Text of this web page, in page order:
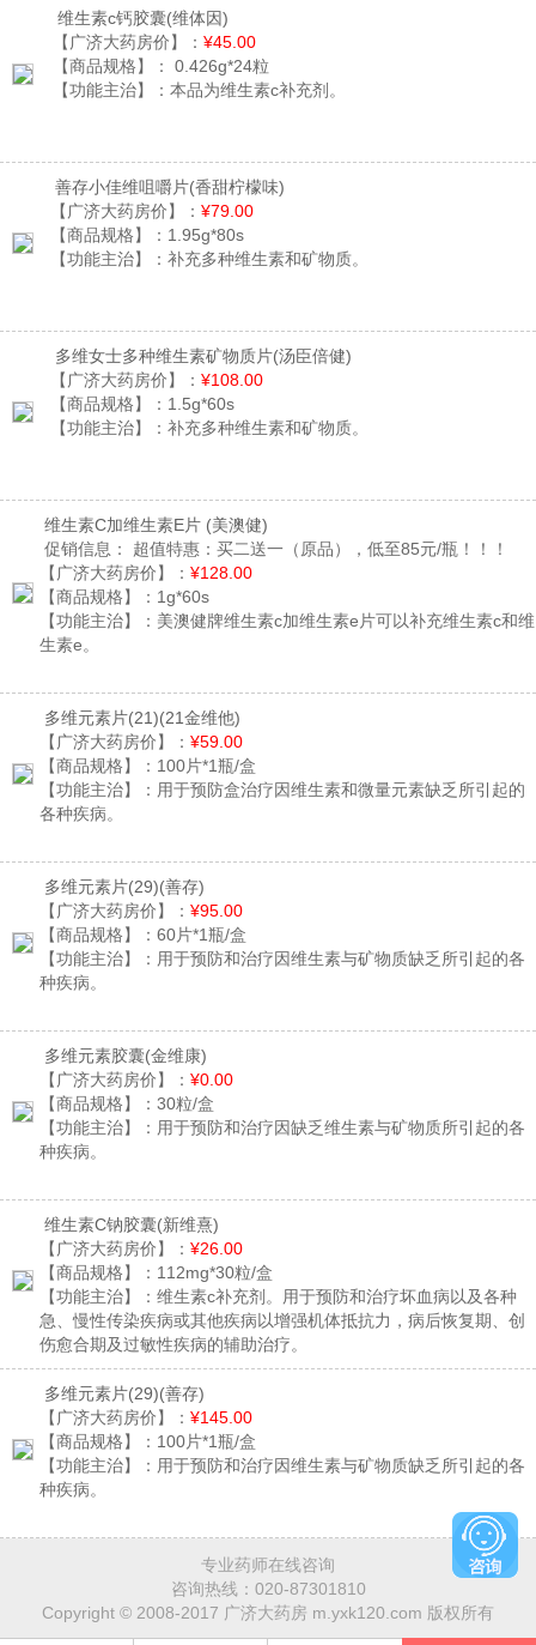
维生素c钙胶囊(维体因)
【广济大药房价】： ¥45.00
【商品规格】：
0.426g*24粒
【功能主治】： 本品为维生素c补充剂。
善存小佳维咀嚼片(香甜柠檬味)
【广济大药房价】： ¥79.00
【商品规格】： 1.95g*80s
【功能主治】： 补充多种维生素和矿物质。
多维女士多种维生素矿物质片(汤臣倍健)
【广济大药房价】： ¥108.00
【商品规格】： 1.5g*60s
【功能主治】： 补充多种维生素和矿物质。
维生素C加维生素E片 (美澳健)
促销信息：
超值特惠：买二送一（原品），低至85元/瓶！！！
【广济大药房价】： ¥128.00
【商品规格】： 1g*60s
【功能主治】： 美澳健牌维生素c加维生素e片可以补充维生素c和维
生素e。
多维元素片(21)(21金维他)
【广济大药房价】： ¥59.00
【商品规格】： 100片*1瓶/盒
【功能主治】： 用于预防盒治疗因维生素和微量元素缺乏所引起的
各种疾病。
多维元素片(29)(善存)
【广济大药房价】： ¥95.00
【商品规格】： 60片*1瓶/盒
【功能主治】： 用于预防和治疗因维生素与矿物质缺乏所引起的各
种疾病。
多维元素胶囊(金维康)
【广济大药房价】： ¥0.00
【商品规格】： 30粒/盒
【功能主治】： 用于预防和治疗因缺乏维生素与矿物质所引起的各
种疾病。
维生素C钠胶囊(新维熹)
【广济大药房价】： ¥26.00
【商品规格】： 112mg*30粒/盒
【功能主治】： 维生素c补充剂。用于预防和治疗坏血病以及各种
急、慢性传染疾病或其他疾病以增强机体抵抗力，病后恢复期、创
伤愈合期及过敏性疾病的辅助治疗。
多维元素片(29)(善存)
【广济大药房价】： ¥145.00
【商品规格】： 100片*1瓶/盒
【功能主治】： 用于预防和治疗因维生素与矿物质缺乏所引起的各
种疾病。
专业药师在线咨询
咨询热线： 020-87301810
Copyright © 2008-2017 广济大药房 m.yxk120.com 版权所有